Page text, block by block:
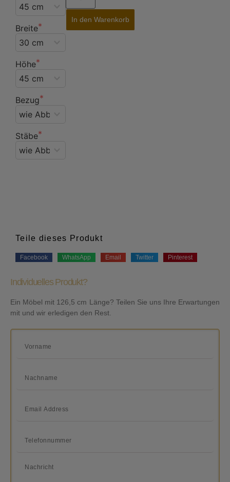
Breite
Höhe
Bezug
Stäbe
In den Warenkorb
Teile dieses Produkt
Facebook WhatsApp Email Twitter Pinterest
Individuelles Produkt?
Ein Möbel mit 126,5 cm Länge? Teilen Sie uns Ihre Erwartungen
mit und wir erledigen den Rest.